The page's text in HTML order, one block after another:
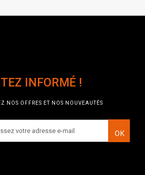
INFORMÉ !
NOS OFFRES ET NOS NOUVEAUTÉS
OK